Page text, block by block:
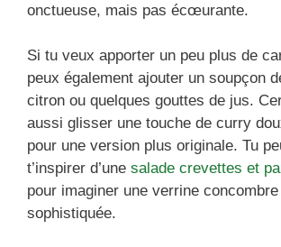
onctueuse, mais pas écœurante.
Si tu veux apporter un peu plus de
peux également ajouter un soupçon
citron ou quelques gouttes de jus.
aussi glisser une touche de curry
pour une version plus originale. Tu
t’inspirer d’une salade crevettes et
pour imaginer une verrine
sophistiquée.